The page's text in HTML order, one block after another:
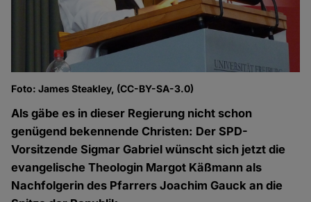
Foto: James Steakley, (CC-BY-SA-3.0)
Als gäbe es in dieser Regierung nicht schon
genügend bekennende Christen: Der SPD-
Vorsitzende Sigmar Gabriel wünscht sich jetzt die
evangelische Theologin Margot Käßmann als
Nachfolgerin des Pfarrers Joachim Gauck an die